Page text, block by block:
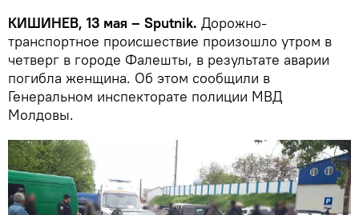
КИШИНЕВ, 13 мая – Sputnik. Дорожно-
транспортное происшествие произошло утром в
четверг в городе Фалешты, в результате аварии
погибла женщина. Об этом сообщили в
Генеральном инспекторате полиции МВД
Молдовы.